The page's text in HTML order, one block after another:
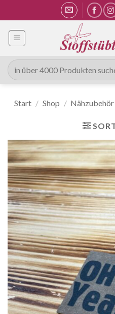
Inhalt
springen
Suche
nach:
Start / Shop / Nähzubehör